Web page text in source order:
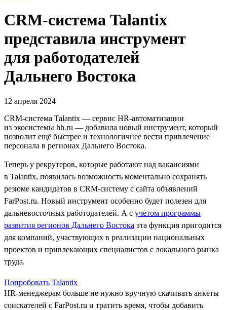
CRM-система Talantix
представила инструмент
для работодателей
Дальнего Востока
12 апреля 2024
CRM-система Talantiх — сервис HR-автоматизации
из экосистемы hh.ru — добавила новый инструмент, который
позволит ещё быстрее и технологичнее вести привлечение
персонала в регионах Дальнего Востока.
Теперь у рекрутеров, которые работают над вакансиями
в Talantix, появилась возможность моментально сохранять
резюме кандидатов в CRM-систему с сайта объявлений
FarPost.ru. Новый инструмент особенно будет полезен для
дальневосточных работодателей. А с учётом программы
развития регионов Дальнего Востока эта функция пригодится
для компаний, участвующих в реализации национальных
проектов и привлекающих специалистов с локального рынка
труда.
Попробовать Talantix
HR-менеджерам больше не нужно вручную скачивать анкеты
соискателей с FarPost.ru и тратить время, чтобы добавить